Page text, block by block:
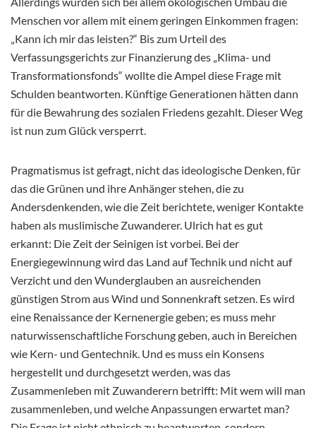
Menschen vor allem mit einem geringen Einkommen fragen:
„Kann ich mir das leisten?“ Bis zum Urteil des
Verfassungsgerichts zur Finanzierung des „Klima- und
Transformationsfonds“ wollte die Ampel diese Frage mit
Schulden beantworten. Künftige Generationen hätten dann
für die Bewahrung des sozialen Friedens gezahlt. Dieser Weg
ist nun zum Glück versperrt.
Pragmatismus ist gefragt, nicht das ideologische Denken, für
das die Grünen und ihre Anhänger stehen, die zu
Andersdenkenden, wie die Zeit berichtete, weniger Kontakte
haben als muslimische Zuwanderer. Ulrich hat es gut
erkannt: Die Zeit der Seinigen ist vorbei. Bei der
Energiegewinnung wird das Land auf Technik und nicht auf
Verzicht und den Wunderglauben an ausreichenden
günstigen Strom aus Wind und Sonnenkraft setzen. Es wird
eine Renaissance der Kernenergie geben; es muss mehr
naturwissenschaftliche Forschung geben, auch in Bereichen
wie Kern- und Gentechnik. Und es muss ein Konsens
hergestellt und durchgesetzt werden, was das
Zusammenleben mit Zuwanderern betrifft: Mit wem will man
zusammenleben, und welche Anpassungen erwartet man?